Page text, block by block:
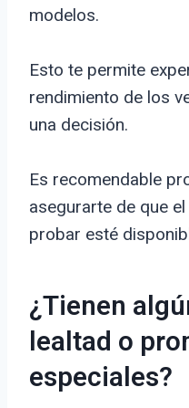
modelos.
Esto te permite
rendimiento de los
una decisión.
Es recomendable
asegurarte de que
probar esté
¿Tienen
lealtad o
especiales?